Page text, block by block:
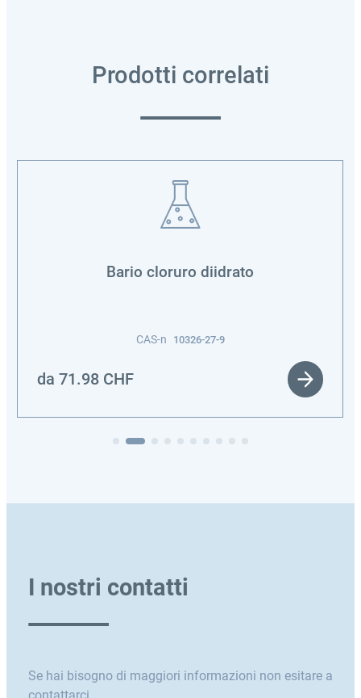
Prodotti correlati
Bario cloruro diidrato
CAS-n 10326-27-9
da71.98 CHF
I nostri contatti
Se hai bisogno di maggiori informazioni non esitare a